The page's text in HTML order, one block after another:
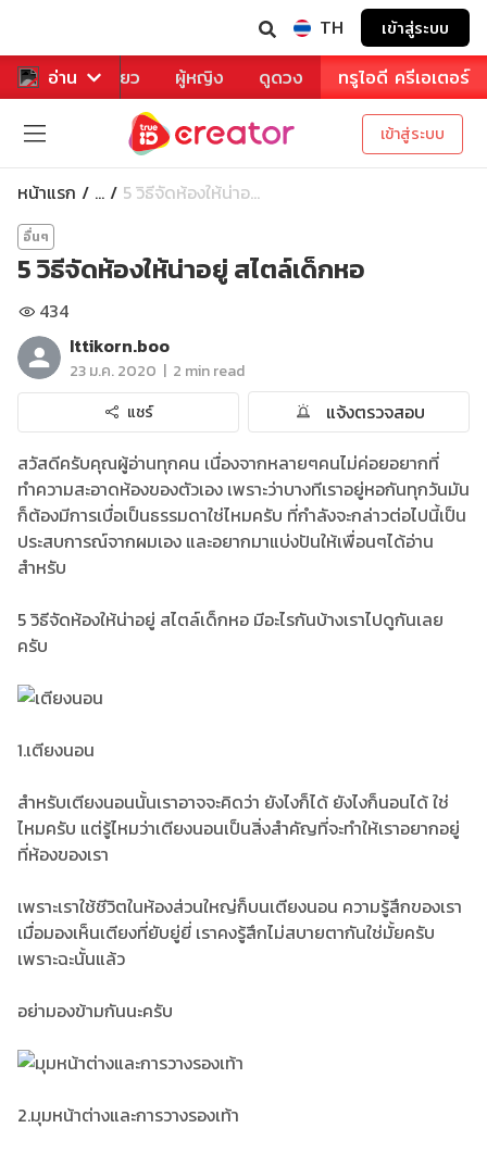
TH เข้าสู่ระบบ
อ่าน
หาร ท่องเที่ยว ผู้หญิง ดูดวง ทรูไอดี ครีเอเตอร์
เข้าสู่ระบบ
หน้าแรก ... 5 วิธีจัดห้องให้น่าอ...
อื่นๆ
5 วิธีจัดห้องให้น่าอยู่ สไตล์เด็กหอ
434
Ittikorn.boo
23 ม.ค. 2020 | 2 min read
แชร์
แจ้งตรวจสอบ
สวัสดีครับคุณผู้อ่านทุกคน เนื่องจากหลายๆคนไม่ค่อยอยากที่
ทำความสะอาดห้องของตัวเอง เพราะว่าบางทีเราอยู่หอกันทุกวันมัน
ก็ต้องมีการเบื่อเป็นธรรมดาใช่ไหมครับ ที่กำลังจะกล่าวต่อไปนี้เป็น
ประสบการณ์จากผมเอง และอยากมาแบ่งปันให้เพื่อนๆได้อ่าน
สำหรับ
5 วิธีจัดห้องให้น่าอยู่ สไตล์เด็กหอ มีอะไรกันบ้างเราไปดูกันเลย
ครับ
1.เตียงนอน
สำหรับเตียงนอนนั้นเราอาจจะคิดว่า ยังไงก็ได้ ยังไงก็นอนได้ ใช่
ไหมครับ แต่รู้ไหมว่าเตียงนอนเป็นสิ่งสำคัญที่จะทำให้เราอยากอยู่
ที่ห้องของเรา
เพราะเราใช้ชีวิตในห้องส่วนใหญ่ก็บนเตียงนอน ความรู้สึกของเรา
เมื่อมองเห็นเตียงที่ยับยู่ยี่ เราคงรู้สึกไม่สบายตากันใช่มั้ยครับ
เพราะฉะนั้นแล้ว
อย่ามองข้ามกันนะครับ
2.มุมหน้าต่างและการวางรองเท้า